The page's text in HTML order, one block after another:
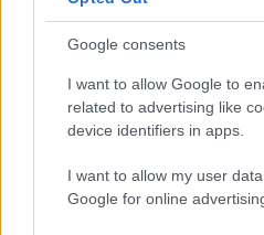
Google consents
I want to allow Google to
related to advertising like
device identifiers in apps.
I want to allow my user
Google for onlinePaks II.: Mit